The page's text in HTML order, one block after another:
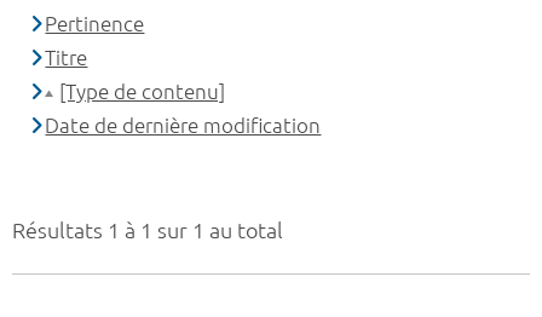
Résultats 1 à 1 sur 1 au total
Pertinence
Titre
[Type de contenu]
Date de dernière modification